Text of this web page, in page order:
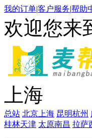
我的订单|客户服务|帮助
欢迎您来
上海
总站 北京 上海 昆明杭州
桂林天津 太原南昌 拉萨